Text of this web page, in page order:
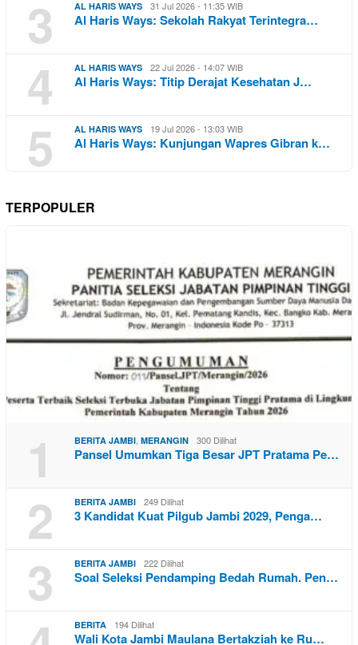
3 AL HARIS WAYS 31 Jul 2026 - 11:35 WIB
Al Haris Ways: Sekolah Rakyat Terintegra…
4 AL HARIS WAYS 22 Jul 2026 - 14:07 WIB
Al Haris Ways: Titip Derajat Kesehatan J…
5 AL HARIS WAYS 19 Jul 2026 - 13:03 WIB
Al Haris Ways: Kunjungan Wapres Gibran k…
TERPOPULER
1 BERITA JAMBI, MERANGIN 300 Dilihat
Pansel Umumkan Tiga Besar JPT Pratama Pe…
2 BERITA JAMBI 249 Dilihat
3 Kandidat Kuat Pilgub Jambi 2029, Penga…
3 BERITA JAMBI 222 Dilihat
Soal Seleksi Pendamping Bedah Rumah. Pen…
BERITA 194 Dilihat
Wali Kota Jambi Maulana Bertakziah ke Ru…